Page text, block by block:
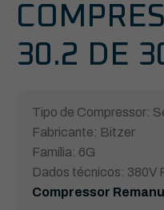
30.2 DE
Tipo de Compressor:
Fabricante: Bitzer
Família: 6G
Dados técnicos: 380V
Compressor